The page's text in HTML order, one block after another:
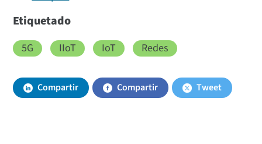
Etiquetado
5G IIoT IoT Redes
Compartir Compartir Tweet